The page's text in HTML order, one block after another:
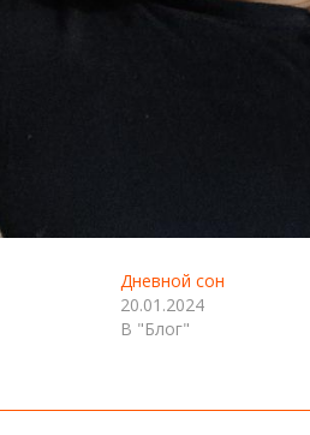
Дневной сон
20.01.2024
В "Блог"